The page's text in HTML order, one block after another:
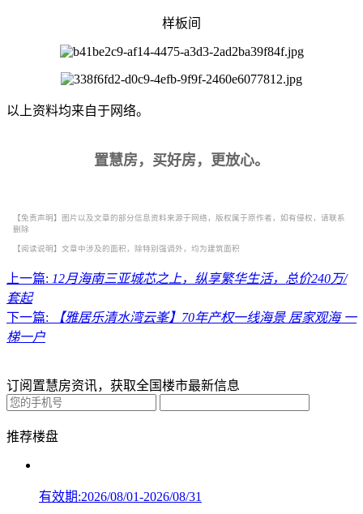
样板间
以上资料均来自于网络。
置慧房，买好房，更放心。
【免责声明】图片以及文章的部分信息资料来源于网络，版权属于原作者，如有侵权，请联系
删除
【阅读说明】文章中涉及的面积，除特别强调外，均为建筑面积
上一篇: 12月海南三亚城芯之上，纵享繁华生活，总价240万/
套起
下一篇:
【雅居乐清水湾云峯】70年产权一线海景 居家观海 一
梯一户
订阅置慧房资讯，获取全国楼市最新信息
推荐楼盘
有效期:2026/08/01-2026/08/31